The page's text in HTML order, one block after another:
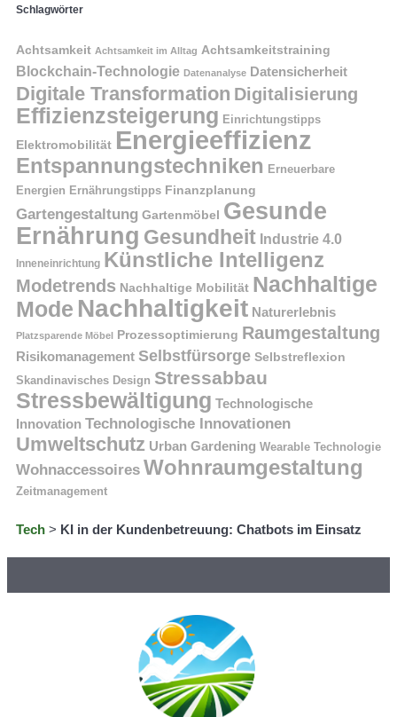
Schlagwörter
Achtsamkeit Achtsamkeit im Alltag Achtsamkeitstraining
Blockchain-Technologie Datenanalyse Datensicherheit
Digitale Transformation Digitalisierung
Effizienzsteigerung Einrichtungstipps
Elektromobilität Energieeffizienz
Entspannungstechniken Erneuerbare
Energien Ernährungstipps Finanzplanung
Gartengestaltung Gartenmöbel Gesunde
Ernährung Gesundheit Industrie 4.0
Inneneinrichtung Künstliche Intelligenz
Modetrends Nachhaltige Mobilität Nachhaltige
Mode Nachhaltigkeit Naturerlebnis
Platzsparende Möbel Prozessoptimierung Raumgestaltung
Risikomanagement Selbstfürsorge Selbstreflexion
Skandinavisches Design Stressabbau
Stressbewältigung Technologische
Innovation Technologische Innovationen
Umweltschutz Urban Gardening Wearable Technologie
Wohnaccessoires Wohnraumgestaltung
Zeitmanagement
Tech > KI in der Kundenbetreuung: Chatbots im Einsatz